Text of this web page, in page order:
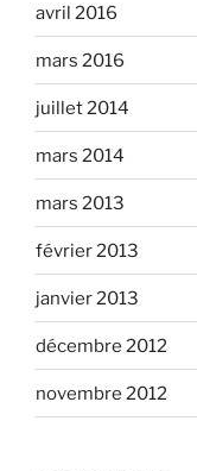
avril 2016
mars 2016
juillet 2014
mars 2014
mars 2013
février 2013
janvier 2013
décembre 2012
novembre 2012